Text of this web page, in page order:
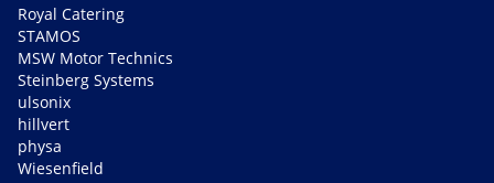
Royal Catering
STAMOS
MSW Motor Technics
Steinberg Systems
ulsonix
hillvert
physa
Wiesenfield